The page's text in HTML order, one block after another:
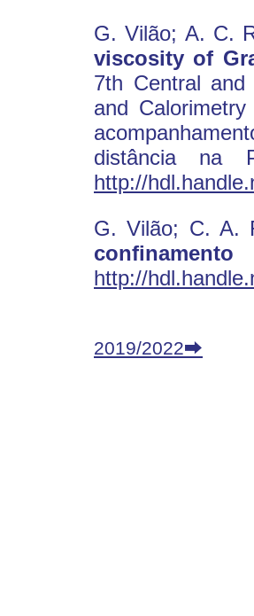
G. Vilão; A. C.
viscosity of
7th Central and
and
distância na
http://
G. Vilão; C. A.
http://
2019/2022⮕